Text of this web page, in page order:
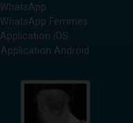
WhatsApp
WhatsApp Femmes
Application iOS
Application Android